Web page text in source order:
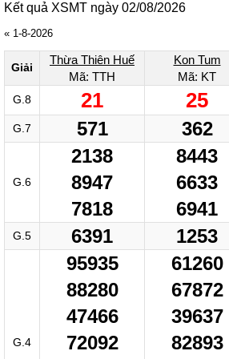
Kết quả XSMT ngày 02/08/2026
« 1-8-2026
Giải
Thừa Thiên Huế
Mã: TTH
Kon Tum
Mã: KT
G.8 21 25
G.7 571 362
G.6
2138
8947
7818
8443
6633
6941
G.5 6391 1253
G.4
95935
88280
47466
72092
61260
67872
39637
82893